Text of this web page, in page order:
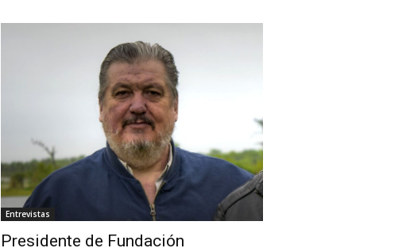
Entrevistas
Presidente de Fundación